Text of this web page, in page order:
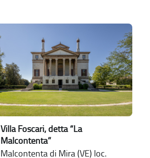
Villa Foscari, detta “La
Malcontenta”
Malcontenta di Mira (VE) loc.